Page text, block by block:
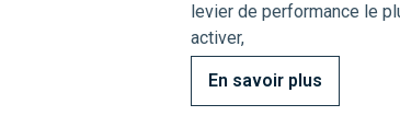
levier de performance le
activer,
En savoir plus